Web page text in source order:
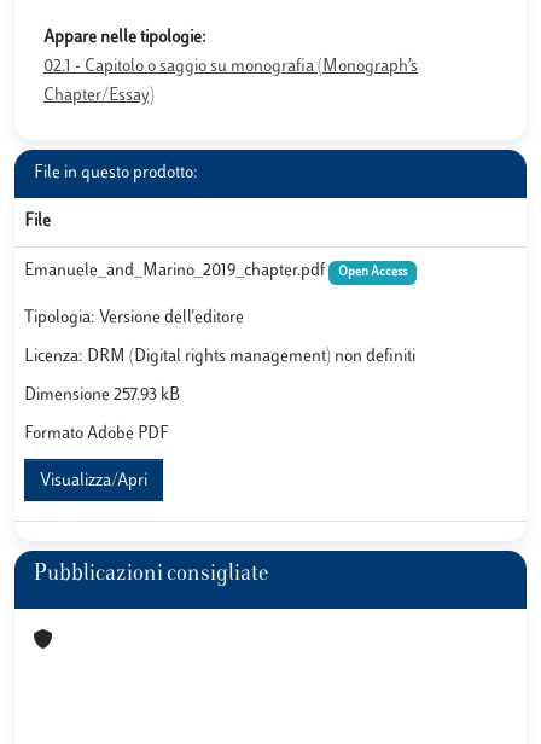
Appare nelle tipologie:
02.1 - Capitolo o saggio su monografia (Monograph’s
Chapter/Essay)
File in questo prodotto:
File
Emanuele_and_Marino_2019_chapter.pdf Open Access
Tipologia: Versione dell'editore
Licenza: DRM (Digital rights management) non definiti
Dimensione 257.93 kB
Formato Adobe PDF
Visualizza/Apri
Pubblicazioni consigliate